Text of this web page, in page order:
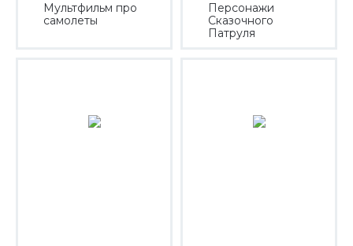
Мультфильм про
самолеты
Персонажи
Сказочного
Патруля